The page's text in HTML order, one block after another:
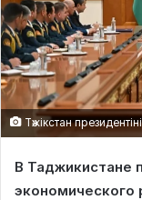
Тәжікстан
В Таджикистане
экономического